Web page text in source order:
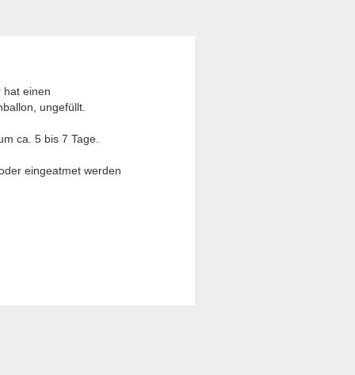
hat einen
ungefüllt.
ca. 5 bis 7 Tage.
eingeatmet werden